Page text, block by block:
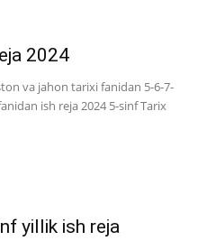
2024
va jahon tarixi fanidan 5-6-7-
ish reja 2024 5-sinf Tarix
yillik ish reja